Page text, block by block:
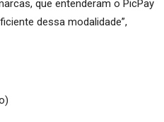
que entenderam o PicPay
dessa modalidade”,